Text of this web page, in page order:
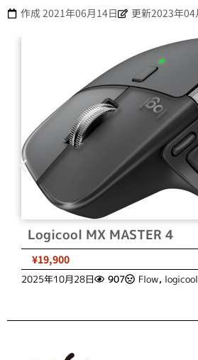
作成2021年06月14日 更新2023年04
Logicool MX MASTER 4
¥19,900
2025年10月28日 907 Flow, logicool